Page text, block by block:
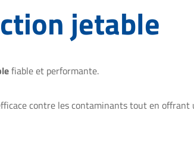
jetable
fiable et performante.
contre les contaminants tout en